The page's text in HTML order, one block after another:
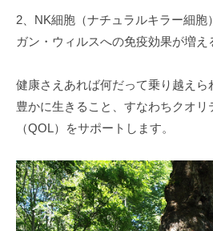
2、NK細胞（ナチュラルキラー細胞
ガン・ウィルスへの免疫効果が増え
健康さえあれば何だって乗り越え
豊かに生きること、すなわちクオリ
（QOL）をサポートします。